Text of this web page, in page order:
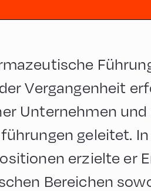
Vergangenheit
Unternehmen
geleitet.
erzielte er
Bereichen